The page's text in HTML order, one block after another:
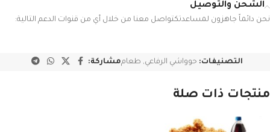
الشحن والتوصيل
نحن دائماً جاهزون لمساعدتكتواصل معنا من خلال أي من قنوات الدعم التالية:
التصنيفات: حوواشي الرفاعي, طعاممشاركة:
منتجات ذات صلة